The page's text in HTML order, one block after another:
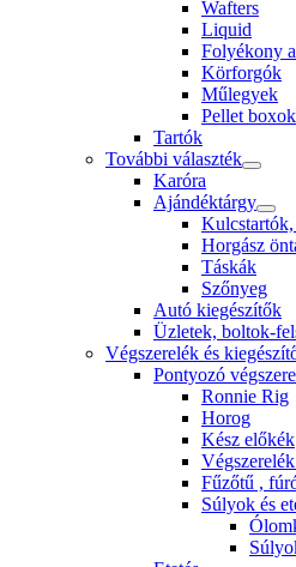
Wafters
Liquid
Folyékony
Körforgók
Műlegyek
Pellet boxok
Tartók
További választék
Karóra
Ajándéktárgy
Horgász
Táskák
Szőnyeg
Autó kiegészítők
Üzletek, boltok-
Végszerelék és
Pontyozó
Ronnie Rig
Horog
Kész előkék
Fűzőtű ,
Súlyok és